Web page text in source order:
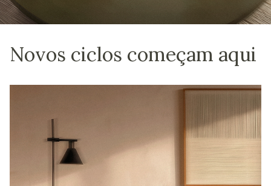
Novos ciclos começam aqui